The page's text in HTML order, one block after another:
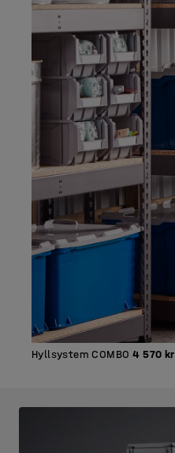
Hyllsystem COMBO 4 570 kr